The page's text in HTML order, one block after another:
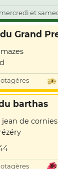
et
Grand
barthas
de cornies